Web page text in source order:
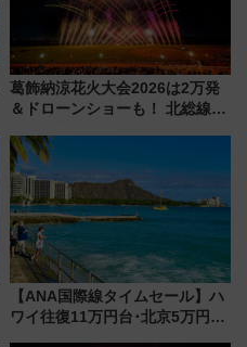
葛飾納涼花火大会2026は2万発
＆ドローンショーも！ 北総線を
車、観覧スポット情報と周辺観
光まとめ（7/28開催）
【ANA国際線タイムセール】ハ
ワイ往復11万円台･北京5万円台